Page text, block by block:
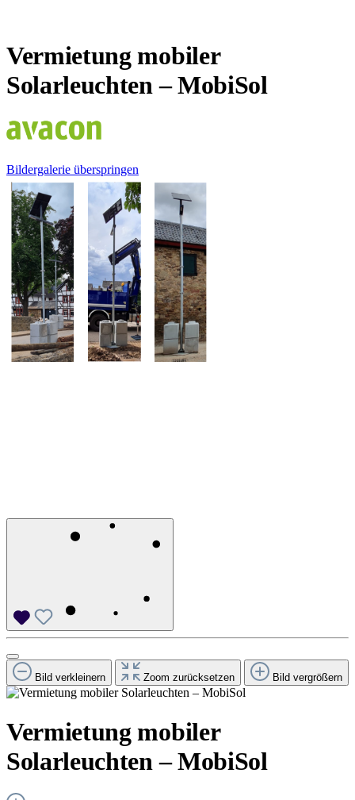
Vermietung mobiler
Solarleuchten – MobiSol
Bildergalerie überspringen
Bild verkleinern Zoom zurücksetzen Bild vergrößern
Vermietung mobiler
Solarleuchten – MobiSol